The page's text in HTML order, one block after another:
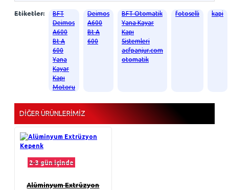
Etiketler:
BFT
Deimos
A600
Bt A
600
Yana
Kayar
Kapı
Motoru
Deimos
A600
Bt A
600
BFT Otomatik
Yana Kayar
Kapı
Sistemleri
acfpanjur.com
otomatik
fotoselli kapi
DIĞER ÜRÜNLERIMIZ
2-3 gün içinde
Alüminyum Extrüzyon